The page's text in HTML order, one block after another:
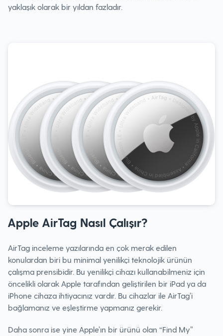
yaklaşık olarak bir yıldan fazladır.
Apple AirTag Nasıl Çalışır?
AirTag inceleme yazılarında en çok merak edilen
konulardan biri bu minimal yenilikçi teknolojik ürünün
çalışma prensibidir. Bu yenilikçi cihazı kullanabilmeniz için
öncelikli olarak Apple tarafından geliştirilen bir iPad ya da
iPhone cihaza ihtiyacınız vardır. Bu cihazlar ile AirTag’i
bağlamanız ve eşleştirme yapmanız gerekir.
Daha sonra ise yine Apple’ın bir ürünü olan “Find My”